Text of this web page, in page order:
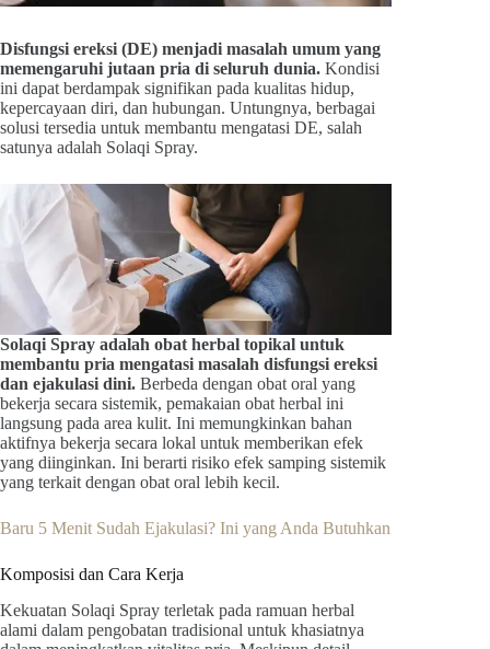
Disfungsi ereksi (DE) menjadi masalah umum yang
memengaruhi jutaan pria di seluruh dunia. Kondisi
ini dapat berdampak signifikan pada kualitas hidup,
kepercayaan diri, dan hubungan. Untungnya, berbagai
solusi tersedia untuk membantu mengatasi DE, salah
satunya adalah Solaqi Spray.
Solaqi Spray adalah obat herbal topikal untuk
membantu pria mengatasi masalah disfungsi ereksi
dan ejakulasi dini. Berbeda dengan obat oral yang
bekerja secara sistemik, pemakaian obat herbal ini
langsung pada area kulit. Ini memungkinkan bahan
aktifnya bekerja secara lokal untuk memberikan efek
yang diinginkan. Ini berarti risiko efek samping sistemik
yang terkait dengan obat oral lebih kecil.
Baru 5 Menit Sudah Ejakulasi? Ini yang Anda Butuhkan
Komposisi dan Cara Kerja
Kekuatan Solaqi Spray terletak pada ramuan herbal
alami dalam pengobatan tradisional untuk khasiatnya